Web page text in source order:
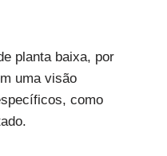
planta baixa, por
uma visão
como